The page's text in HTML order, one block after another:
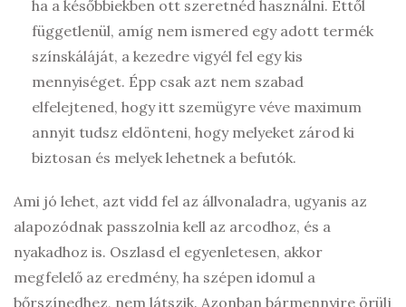
ha a későbbiekben ott szeretnéd használni. Ettől
függetlenül, amíg nem ismered egy adott termék
színskáláját, a kezedre vigyél fel egy kis
mennyiséget. Épp csak azt nem szabad
elfelejtened, hogy itt szemügyre véve maximum
annyit tudsz eldönteni, hogy melyeket zárod ki
biztosan és melyek lehetnek a befutók.
Ami jó lehet, azt vidd fel az állvonaladra, ugyanis az
alapozódnak passzolnia kell az arcodhoz, és a
nyakadhoz is. Oszlasd el egyenletesen, akkor
megfelelő az eredmény, ha szépen idomul a
bőrszínedhez, nem látszik. Azonban bármennyire örülj